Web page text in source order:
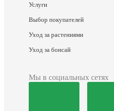
Услуги
Выбор покупателей
Уход за растениями
Уход за бонсай
Мы в социальных сетях